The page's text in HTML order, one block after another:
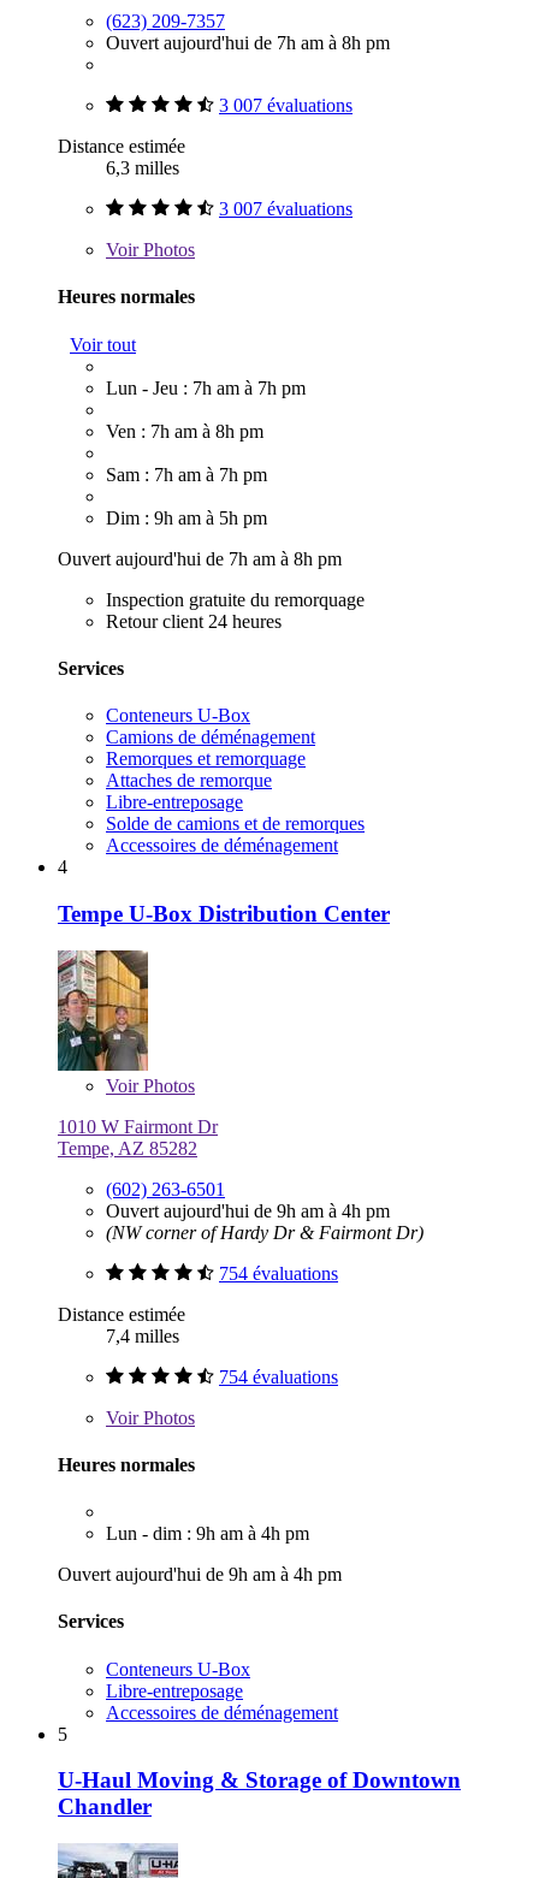
(623) 209-7357
Ouvert aujourd'hui de 7h am à 8h pm
3 007 évaluations
Distance estimée
6,3 milles
3 007 évaluations
VoirPhotos
Heures normales
Voir tout
Lun - Jeu : 7h am à 7h pm
Ven : 7h am à 8h pm
Sam : 7h am à 7h pm
Dim : 9h am à 5h pm
Ouvert aujourd'hui de 7h am à 8h pm
Inspection gratuite du remorquage
Retour client 24 heures
Services
Conteneurs U-Box
Camions de déménagement
Remorques et remorquage
Attaches de remorque
Libre-entreposage
Solde de camions et de remorques
Accessoires de déménagement
4
Tempe U-Box Distribution Center
VoirPhotos
1010 W Fairmont Dr
Tempe, AZ 85282
(602) 263-6501
Ouvert aujourd'hui de 9h am à 4h pm
(NW corner of Hardy Dr & Fairmont Dr)
754 évaluations
Distance estimée
7,4 milles
754 évaluations
VoirPhotos
Heures normales
Lun - dim : 9h am à 4h pm
Ouvert aujourd'hui de 9h am à 4h pm
Services
Conteneurs U-Box
Libre-entreposage
Accessoires de déménagement
5
U-Haul Moving & Storage of Downtown
Chandler